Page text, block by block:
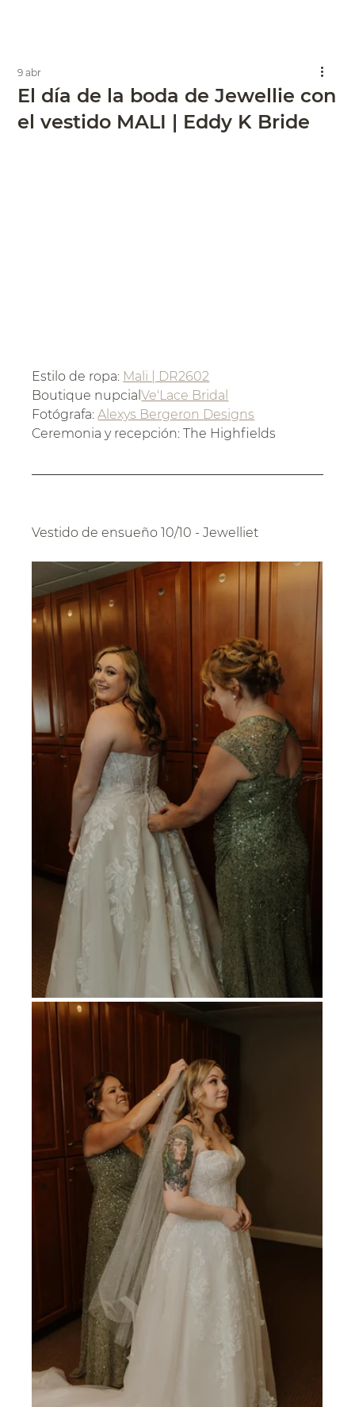
El día de la boda de Jewellie con
el vestido MALI | Eddy K Bride
9 abr
Estilo de ropa: Mali | DR2602
Boutique nupcialVe'Lace Bridal
Fotógrafa: Alexys Bergeron Designs
Ceremonia y recepción: The Highfields
Vestido de ensueño 10/10 - Jewelliet